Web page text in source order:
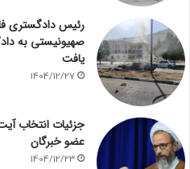
رئیس دادگستری
یافت
1404/12/27
جزئیات انتخاب
عضو خبرگان
1404/12/23